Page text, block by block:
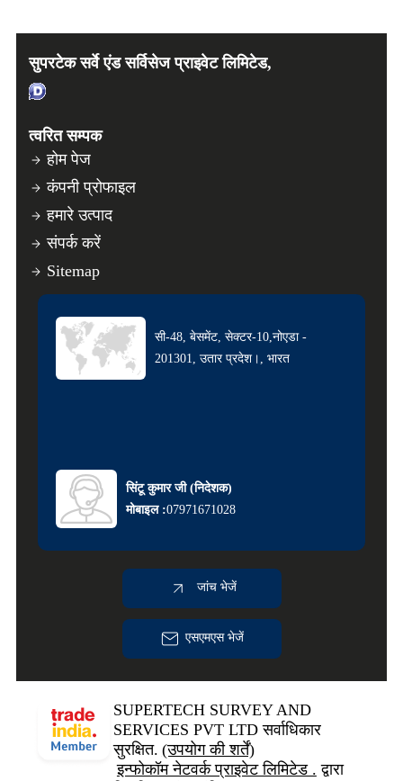
सुपरटेक सर्वे एंड सर्विसेज प्राइवेट लिमिटेड,
त्वरित सम्पक
होम पेज
कंपनी प्रोफाइल
हमारे उत्पाद
संपर्क करें
Sitemap
सी-48, बेसमेंट, सेक्टर-10,नोएडा -
201301, उतार प्रदेश।, भारत
सिंटू कुमार जी(निदेशक)
मोबाइल :07971671028
जांच भेजें
एसएमएस भेजें
SUPERTECH SURVEY AND
SERVICES PVT LTD सर्वाधिकार
सुरक्षित. (उपयोग की शर्तें)
इन्फोकॉम नेटवर्क प्राइवेट लिमिटेड . द्वारा